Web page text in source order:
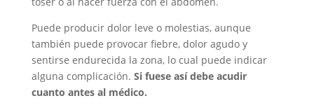
Puede producir dolor leve o molestias, aunque
también puede provocar fiebre, dolor agudo y
sentirse endurecida la zona, lo cual puede indicar
alguna complicación. Si fuese así debe acudir
cuanto antes al médico.